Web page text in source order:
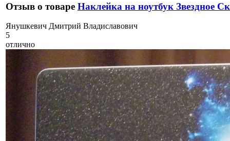
Отзыв о товаре Наклейка на ноутбук Звездное
Янушкевич Дмитрий Владиславович
5
отлично